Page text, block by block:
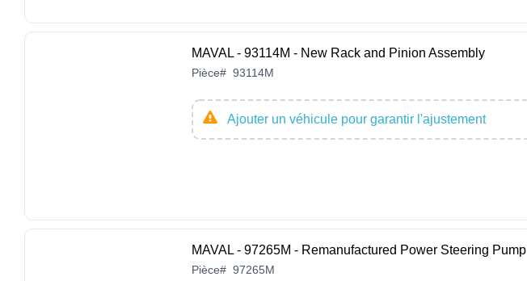
MAVAL - 93114M - New Rack and Pinion Assembly
Pièce# 93114M
Ajouter un véhicule pour garantir l'ajustement
MAVAL - 97265M - Remanufactured Power Steering Pump
Pièce# 97265M